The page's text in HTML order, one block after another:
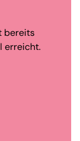
bereits
erreicht.